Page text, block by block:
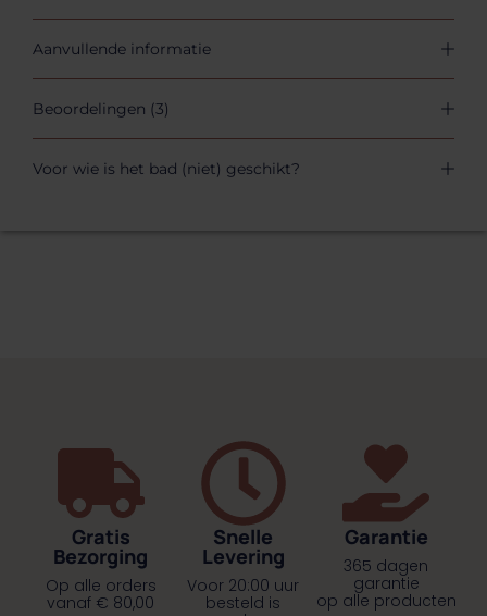
Aanvullende informatie
Beoordelingen (3)
Voor wie is het bad (niet) geschikt?
Gratis
Bezorging
Op alle orders
vanaf € 80,00
Snelle
Levering
Voor 20:00 uur
besteld is
Garantie
365 dagen
garantie
op alle producten